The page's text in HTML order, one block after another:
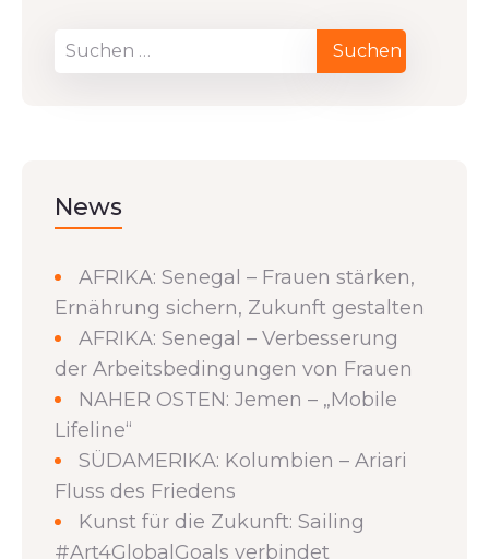
News
AFRIKA: Senegal – Frauen stärken,
Ernährung sichern, Zukunft gestalten
AFRIKA: Senegal – Verbesserung
der Arbeitsbedingungen von Frauen
NAHER OSTEN: Jemen – „Mobile
Lifeline“
SÜDAMERIKA: Kolumbien – Ariari
Fluss des Friedens
Kunst für die Zukunft: Sailing
#Art4GlobalGoals verbindet